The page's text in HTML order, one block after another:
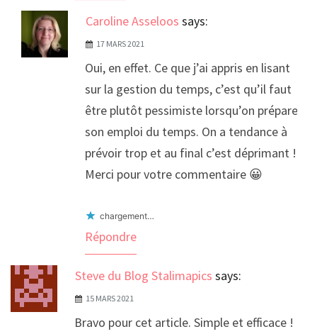
Caroline Asseloos says:
17 MARS 2021
Oui, en effet. Ce que j’ai appris en lisant
sur la gestion du temps, c’est qu’il faut
être plutôt pessimiste lorsqu’on prépare
son emploi du temps. On a tendance à
prévoir trop et au final c’est déprimant !
Merci pour votre commentaire 😀
chargement…
Répondre
Steve du Blog Stalimapics says:
15 MARS 2021
Bravo pour cet article. Simple et efficace !